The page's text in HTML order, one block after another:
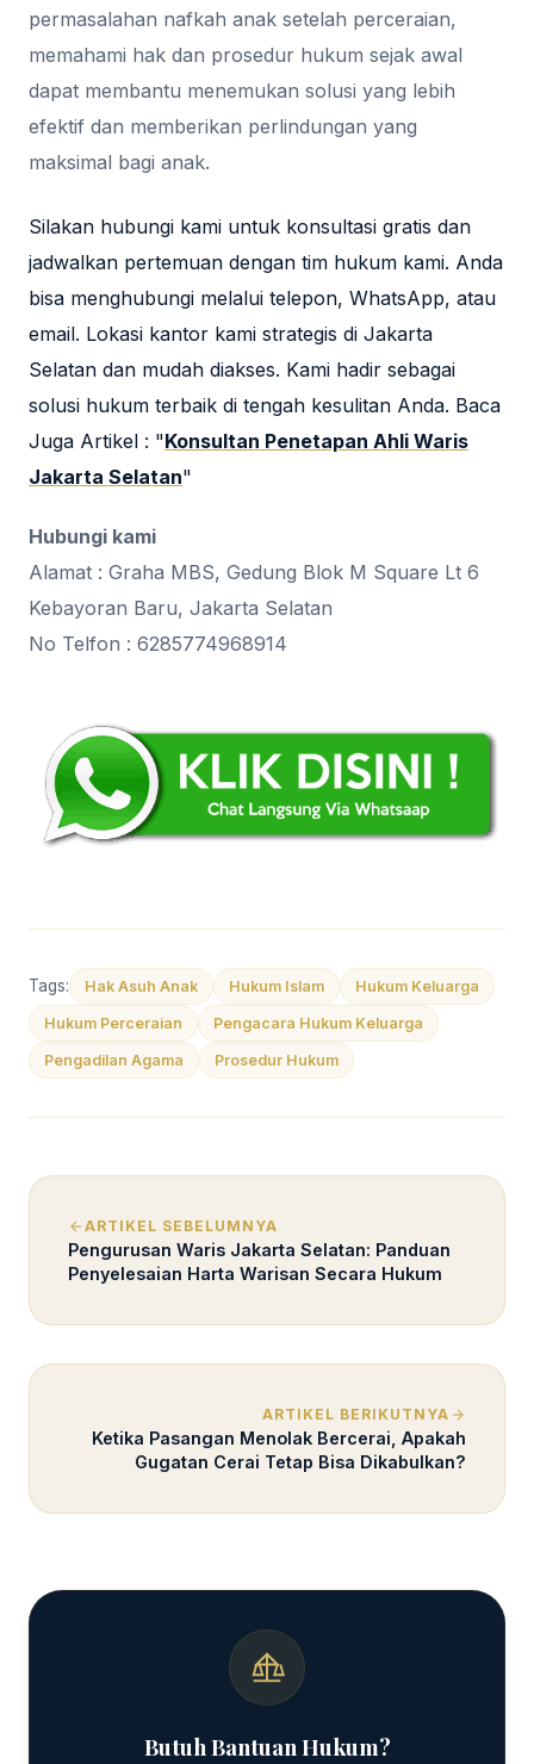
permasalahan nafkah anak setelah perceraian,
memahami hak dan prosedur hukum sejak awal
dapat membantu menemukan solusi yang lebih
efektif dan memberikan perlindungan yang
maksimal bagi anak.
Silakan hubungi kami untuk konsultasi gratis dan
jadwalkan pertemuan dengan tim hukum kami. Anda
bisa menghubungi melalui telepon, WhatsApp, atau
email. Lokasi kantor kami strategis di Jakarta
Selatan dan mudah diakses. Kami hadir sebagai
solusi hukum terbaik di tengah kesulitan Anda. Baca
Juga Artikel : "Konsultan Penetapan Ahli Waris
Jakarta Selatan"
Hubungi kami
Alamat : Graha MBS, Gedung Blok M Square Lt 6
Kebayoran Baru, Jakarta Selatan
No Telfon : 6285774968914
Tags: Hak Asuh Anak Hukum Islam Hukum Keluarga
Hukum Perceraian Pengacara Hukum Keluarga
Pengadilan Agama Prosedur Hukum
ARTIKEL SEBELUMNYA
Pengurusan Waris Jakarta Selatan: Panduan
Penyelesaian Harta Warisan Secara Hukum
ARTIKEL BERIKUTNYA
Ketika Pasangan Menolak Bercerai, Apakah
Gugatan Cerai Tetap Bisa Dikabulkan?
Butuh Bantuan Hukum?